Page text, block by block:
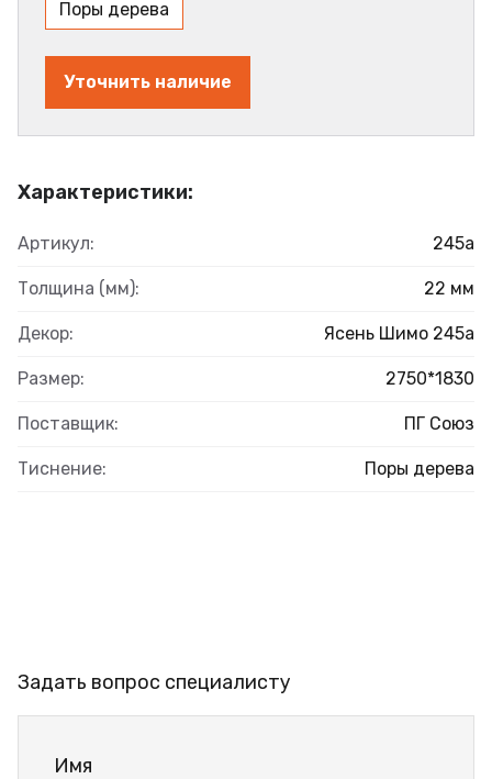
Характеристики:
Артикул: 245а
Толщина (мм): 22 мм
Декор: Ясень Шимо 245а
Размер: 2750*1830
Поставщик: ПГ Союз
Тиснение: Поры дерева
Поры дерева
Уточнить наличие
Задать вопрос специалисту
Имя